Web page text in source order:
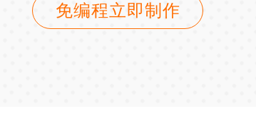
免编程立即制作